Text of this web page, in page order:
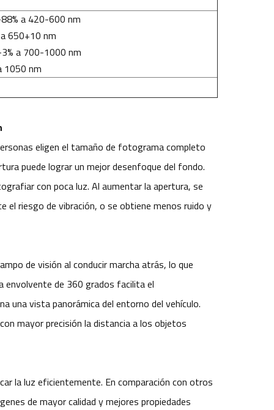
a 420-600 nm
650+10 nm
a 700-1000 nm
1050 nm
eligen el tamaño de fotograma completo
puede lograr un mejor desenfoque del fondo.
con poca luz. Al aumentar la apertura, se
el riesgo de vibración, o se obtiene menos ruido y
de visión al conducir marcha atrás, lo que
envolvente de 360 grados facilita el
una vista panorámica del entorno del vehículo.
mayor precisión la distancia a los objetos
la luz eficientemente. En comparación con otros
de mayor calidad y mejores propiedades